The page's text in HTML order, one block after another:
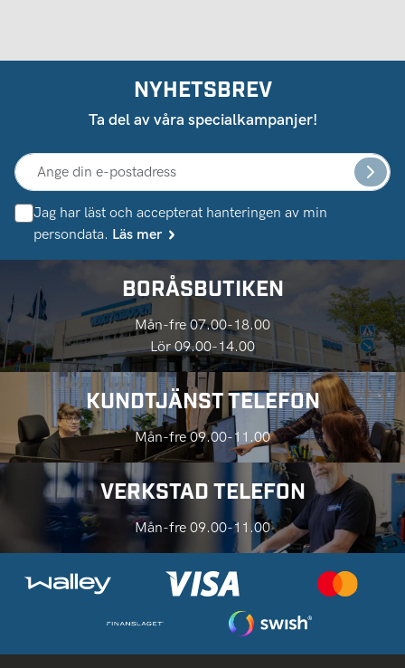
NYHETSBREV
Ta del av våra specialkampanjer!
Jag har läst och accepterat hanteringen av min
persondata. Läs mer
BORÅSBUTIKEN
Mån-fre 07.00-18.00
Lör 09.00-14.00
KUNDTJÄNST TELEFON
Mån-fre 09.00-11.00
VERKSTAD TELEFON
Mån-fre 09.00-11.00